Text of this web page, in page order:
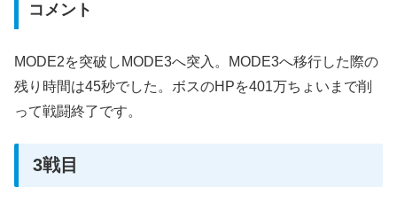
コメント
MODE2を突破しMODE3へ突入。MODE3へ移行した際の
残り時間は45秒でした。ボスのHPを401万ちょいまで削
って戦闘終了です。
3戦目